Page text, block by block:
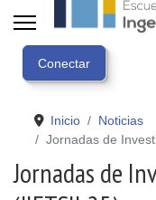
Inicio
Noticias
Jornadas de
Jornadas de